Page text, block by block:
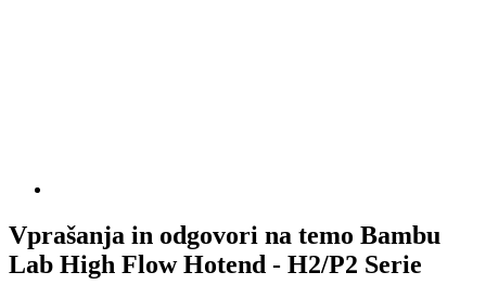
Vprašanja in odgovori na temo Bambu
Lab High Flow Hotend - H2/P2 Serie